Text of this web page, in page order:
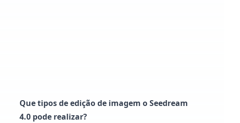
Que tipos de edição de imagem o Seedream
4.0 pode realizar?